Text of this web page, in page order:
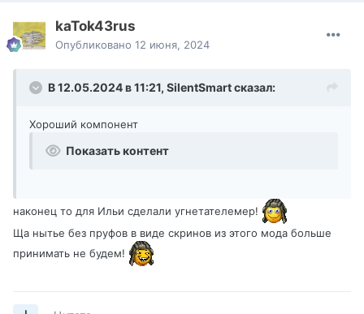
kaTok43rus
Опубликовано 12 июня, 2024
В 12.05.2024 в 11:21, SilentSmartсказал:
Хороший компонент
Показать контент
наконец то для Ильи сделали угнетателемер!
Ща нытье без пруфов в виде скринов из этого мода больше
принимать не будем!